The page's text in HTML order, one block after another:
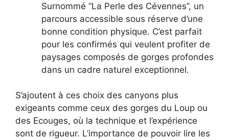
Surnommé “La Perle des Cévennes”, un
parcours accessible sous réserve d’une
bonne condition physique. C’est parfait
pour les confirmés qui veulent profiter de
paysages composés de gorges profondes
dans un cadre naturel exceptionnel.
S’ajoutent à ces choix des canyons plus
exigeants comme ceux des gorges du Loup ou
des Ecouges, où la technique et l’expérience
sont de rigueur. L’importance de pouvoir lire les